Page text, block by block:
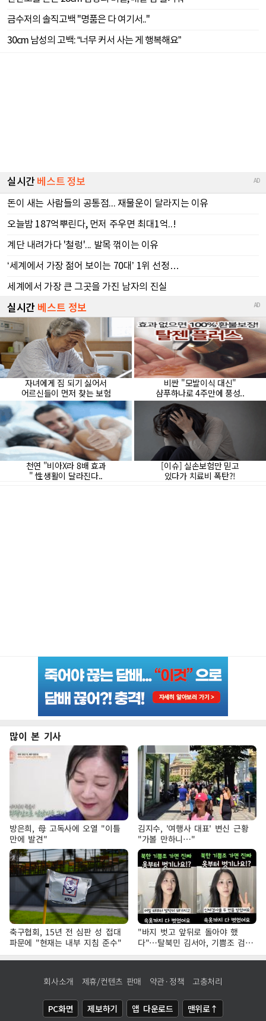
많이 본 기사
방은희, 母 고독사에 오열 "이틀
만에 발견"
김지수, '여행사 대표' 변신 근황
"가볼 만하니…"
축구협회, 15년 전 심판 성 접대
파문에 "현재는 내부 지침 준수"
"바지 벗고 앞뒤로 돌아야 했
다"…탈북민 김서아, 기쁨조 검사
수치심 회상
회사소개 제휴/컨텐츠 판매 약관·정책 고충처리
PC화면 제보하기 앱 다운로드 맨위로↑